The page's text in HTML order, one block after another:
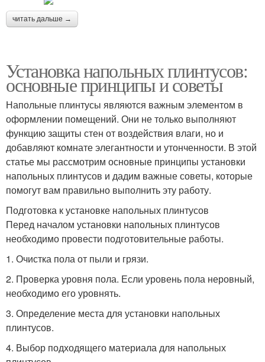
читать дальше →
Установка напольных плинтусов:
основные принципы и советы
Напольные плинтусы являются важным элементом в
оформлении помещений. Они не только выполняют
функцию защиты стен от воздействия влаги, но и
добавляют комнате элегантности и утонченности. В этой
статье мы рассмотрим основные принципы установки
напольных плинтусов и дадим важные советы, которые
помогут вам правильно выполнить эту работу.
Подготовка к установке напольных плинтусов
Перед началом установки напольных плинтусов
необходимо провести подготовительные работы.
1. Очистка пола от пыли и грязи.
2. Проверка уровня пола. Если уровень пола неровный,
необходимо его уровнять.
3. Определение места для установки напольных
плинтусов.
4. Выбор подходящего материала для напольных